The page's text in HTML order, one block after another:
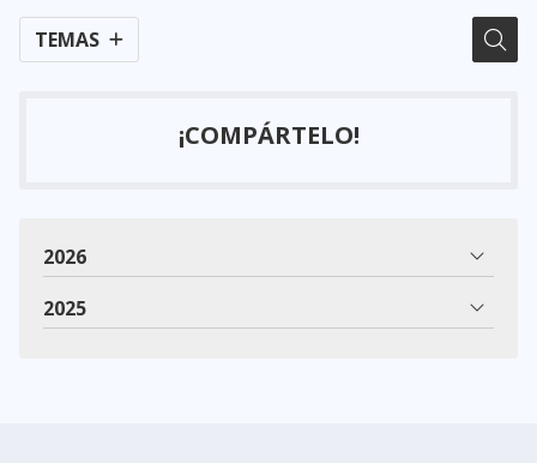
TEMAS
¡COMPÁRTELO!
2026
2025